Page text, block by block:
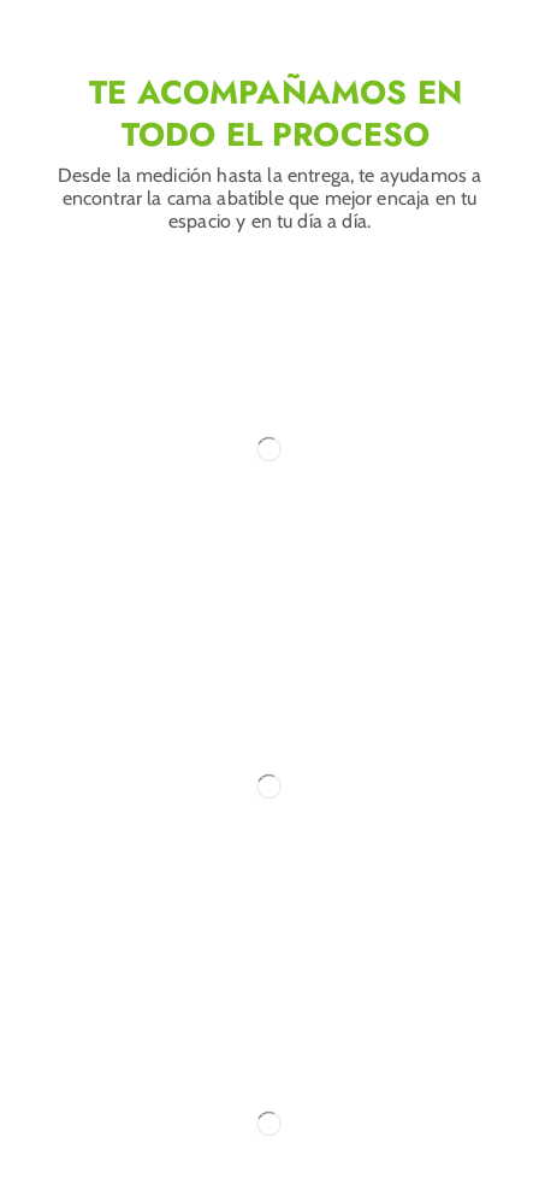
TE ACOMPAÑAMOS EN
TODO EL PROCESO
Desde la medición hasta la entrega, te ayudamos a
encontrar la cama abatible que mejor encaja en tu
espacio y en tu día a día.